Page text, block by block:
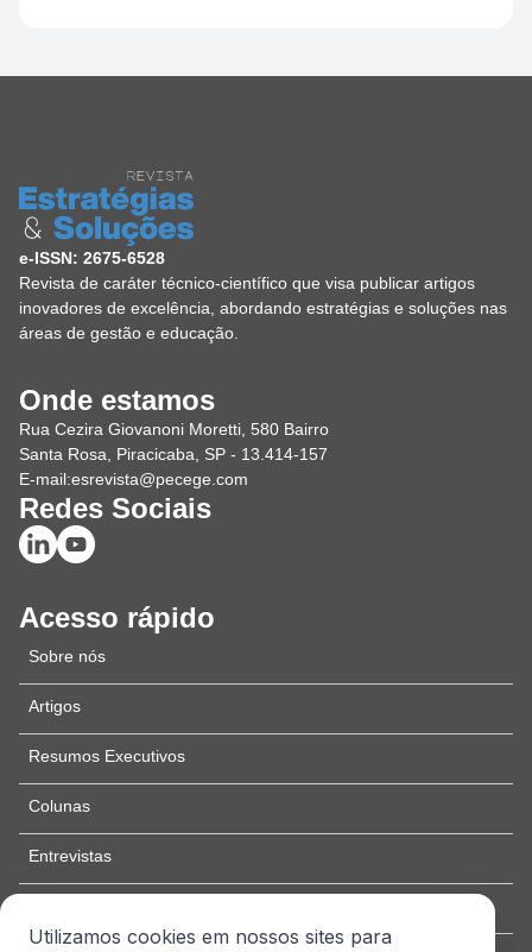
Utilizamos cookies em nossos sites para
e-ISSN: 2675-6528
Revista de caráter técnico-científico que visa publicar artigos
inovadores de excelência, abordando estratégias e soluções nas
áreas de gestão e educação.
Onde estamos
Rua Cezira Giovanoni Moretti, 580 Bairro
Santa Rosa, Piracicaba, SP - 13.414-157
E-mail:esrevista@pecege.com
Redes Sociais
Acesso rápido
Sobre nós
Artigos
Resumos Executivos
Colunas
Entrevistas